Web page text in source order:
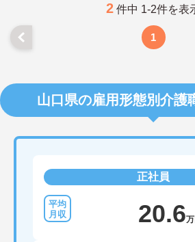
2 件中 1-2件を表
1
山口県の雇用形態別介護
正社員
20.6